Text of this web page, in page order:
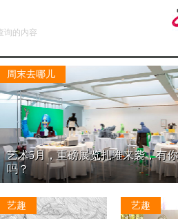
周末去哪儿
艺术5月，重磅展览扎堆来袭，有
吗？
艺趣 艺趣